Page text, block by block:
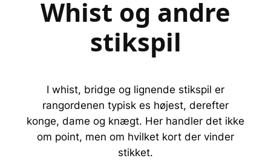
Whist og andre
stikspil
I whist, bridge og lignende stikspil er
rangordenen typisk es højest, derefter
konge, dame og knægt. Her handler det ikke
om point, men om hvilket kort der vinder
stikket.